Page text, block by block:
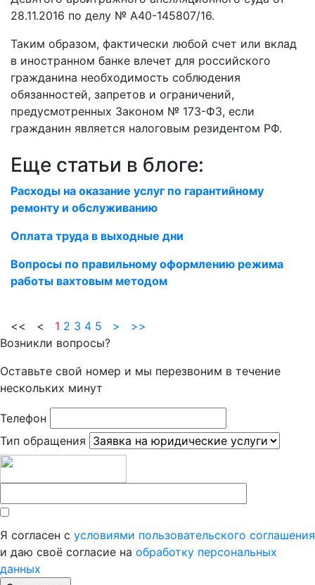
28.11.2016 по делу № А40-145807/16.
Таким образом, фактически любой счет или вклад
в иностранном банке влечет для российского
гражданина необходимость соблюдения
обязанностей, запретов и ограничений,
предусмотренных Законом № 173-ФЗ, если
гражданин является налоговым резидентом РФ.
Еще статьи в блоге:
Расходы на оказание услуг по гарантийному
ремонту и обслуживанию
Оплата труда в выходные дни
Вопросы по правильному оформлению режима
работы вахтовым методом
<< < 1 2 3 4 5 >
>>
Возникли вопросы?
Оставьте свой номер и мы перезвоним в течение
нескольких минут
Телефон
Тип обращения
Я согласен с условиями пользовательского соглашения
и даю своё согласие на обработку персональных
данных